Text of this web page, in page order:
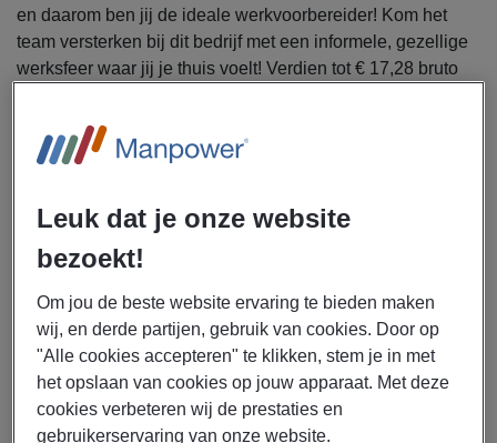
en daarom ben jij de ideale werkvoorbereider! Kom het
team versterken bij dit bedrijf met een informele, gezellige
werksfeer waar jij je thuis voelt! Verdien tot € 17,28 bruto
werkgever. Meer weten? Lees snel verder en solliciteer
direct!
of fulltime logistiek werkvoorbereider voor Koninklijke
Van Wijhe Verf in Zwolle.
Als werkvoorbereider ga jij je bezighouden met de
volgende werkzaamheden:
Orderpicken met een orderpicktruck aan de hand van
een orderbon
De orderpicktruck gaat ook de hoogte in (5-6 meter),
Leuk dat je onze website
bezoekt!
Om jou de beste website ervaring te bieden maken
wij, en derde partijen, gebruik van cookies. Door op
"Alle cookies accepteren" te klikken, stem je in met
het opslaan van cookies op jouw apparaat. Met deze
cookies verbeteren wij de prestaties en
gebruikerservaring van onze website.